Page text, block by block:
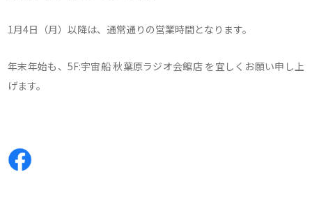
1月4日（月）以降は、通常通りの営業時間となります。
年末年始も、5F:宇宙船 秋葉原ラジオ会館店 を宜しくお願い申し上
げます。